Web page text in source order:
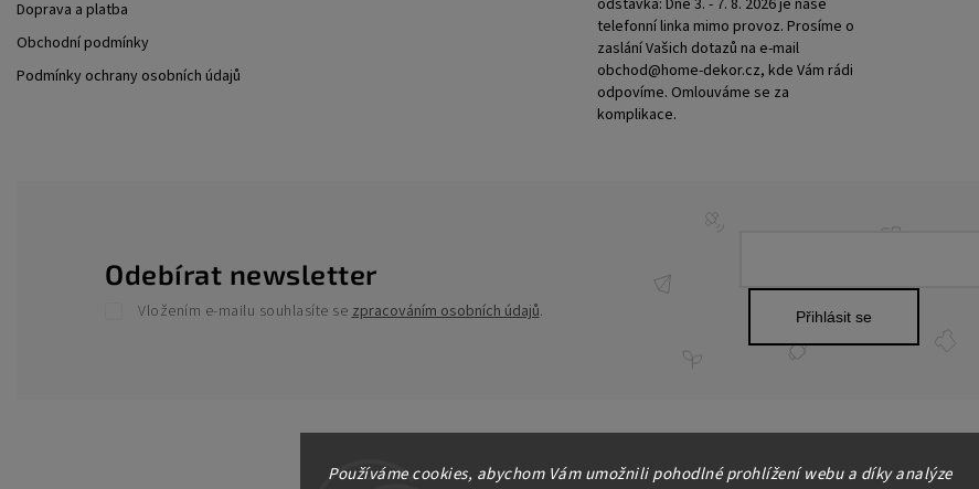
Používáme cookies, abychom Vám umožnili pohodlné prohlížení webu a díky analýze
Doprava a platba
Obchodní podmínky
Podmínky ochrany osobních údajů
Odebírat newsletter
Vložením e-mailu souhlasíte se zpracováním osobních údajů. Přihlásit se
odstávka: Dne 3. - 7. 8. 2026 je naše
telefonní linka mimo provoz. Prosíme o
zaslání Vašich dotazů na e-mail
obchod@home-dekor.cz, kde Vám rádi
odpovíme. Omlouváme se za
komplikace.